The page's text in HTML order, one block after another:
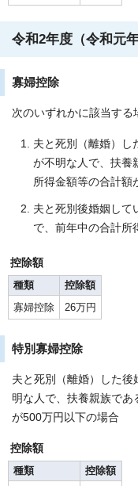
令和2年度（令和元
寡婦控除
次のいずれかに該当する
夫と死別（離婚）し
が不明な人で、扶養
所得金額等の合計額
夫と死別後婚姻して
で、前年中の合計所
控除額
種類
控除額
寡婦控除
26万円
特別寡婦控除
夫と死別（離婚）した
明な人で、扶養親族で
が500万円以下の場合
控除額
種類
控除額